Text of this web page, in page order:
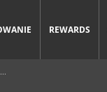
REWARDS